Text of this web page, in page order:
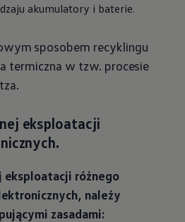
akumulatory i baterie.
sposobem recyklingu
termiczna w tzw. procesie
eksploatacji
eksploatacji różnego
należy
zasadami: